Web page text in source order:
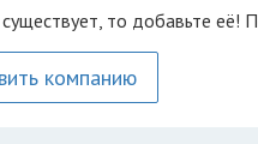
то добавьте её!
компанию